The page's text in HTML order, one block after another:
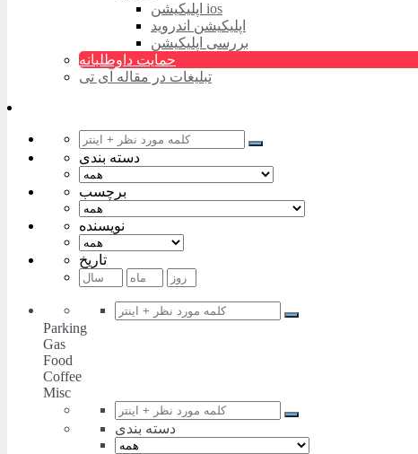
اپلیکیشن ios
اپلیکیشن اندروید
بررسی اپلیکیشن
حمایت داوطلبانه
تبلیغات در مقاله آی تی
دسته بندی
برچسب
نویسنده
تاریخ
Parking
Gas
Food
Coffee
Misc
دسته بندی